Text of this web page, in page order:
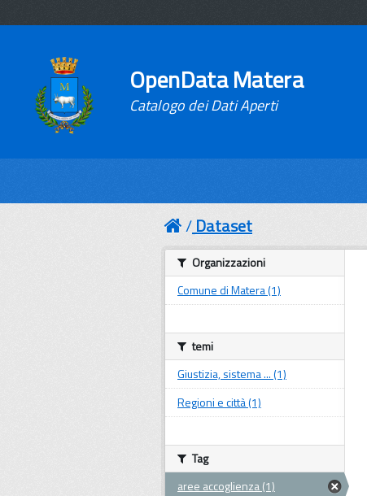
OpenData Matera
Catalogo dei Dati Aperti
Dataset
Organizzazioni
Comune di Matera (1)
temi
Giustizia, sistema ... (1)
Regioni e città (1)
Tag
aree accoglienza (1)